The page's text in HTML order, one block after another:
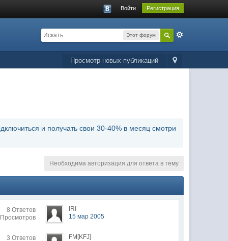
Войти Регистрация
Этот форум
Просмотр новых публикаций
и получать свои 30-40% в месяц смотри
Необходима авторизация для ответа в тему
8 Ответов
IRI
15 мар 2005
3 Ответов
FM[KFJ]